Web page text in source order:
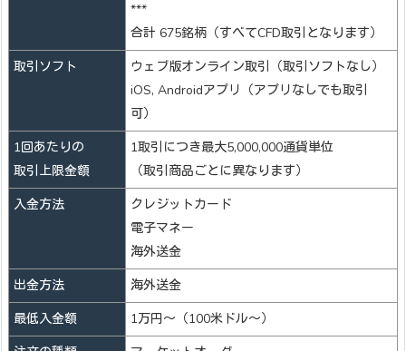
***
合計 675銘柄（すべてCFD取引となります）
取引ソフト
ウェブ版オンライン取引（取引ソフトなし）
iOS, Androidアプリ（アプリなしでも取引
可）
1回あたりの
取引上限金額
1取引につき最大5,000,000通貨単位
（取引商品ごとに異なります）
入金方法
クレジットカード
電子マネー
海外送金
出金方法
海外送金
最低入金額
1万円～（100米ドル～）